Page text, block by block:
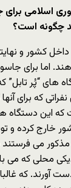
اسلامی
چگونه است؟
اما برای
های “پُر
که برای آنها
این دستگاه ها
خارج کرده و
می فرستند
محلی که
آورند. که